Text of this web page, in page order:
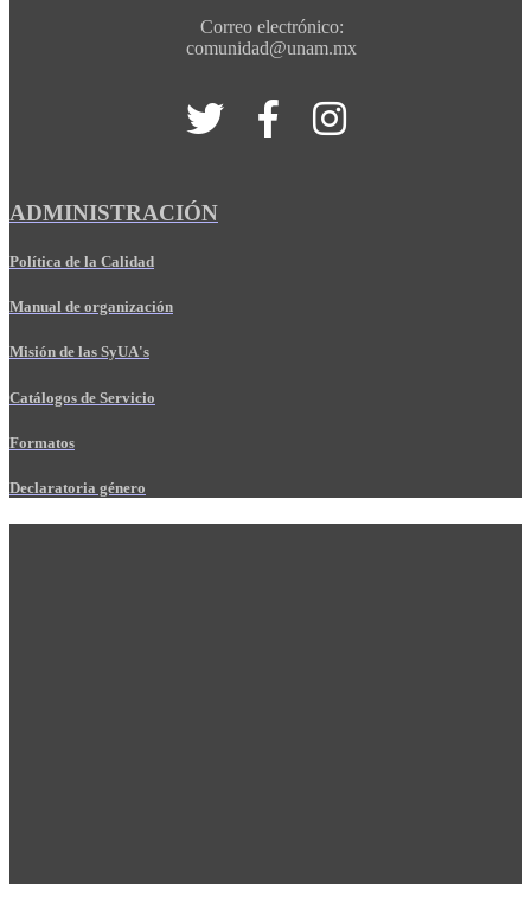
Correo electrónico:
comunidad@unam.mx
ADMINISTRACIÓN
Política de la Calidad
Manual de organización
Misión de las SyUA's
Catálogos de Servicio
Formatos
Declaratoria género